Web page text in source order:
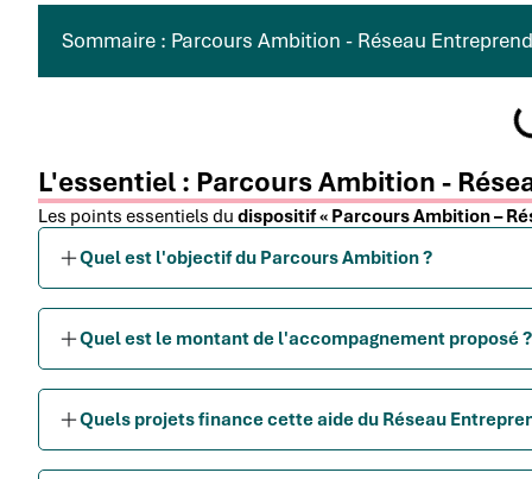
Sommaire : Parcours Ambition - Réseau
L'essentiel : Parcours Ambition -
Les points essentiels du dispositif « Parcours Ambition –
Quel est l'objectif du Parcours Ambition ?
Quel est le montant de l'accompagnement proposé ?
Quels projets finance cette aide du Réseau